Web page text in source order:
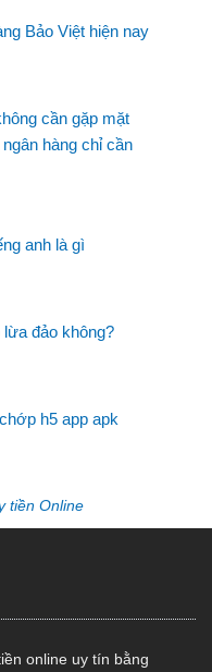
Bảo Việt hiện nay
cần gặp mặt
hàng chỉ cần
anh là gì
đảo không?
h5 app apk
tiền Online
online uy tín bằng